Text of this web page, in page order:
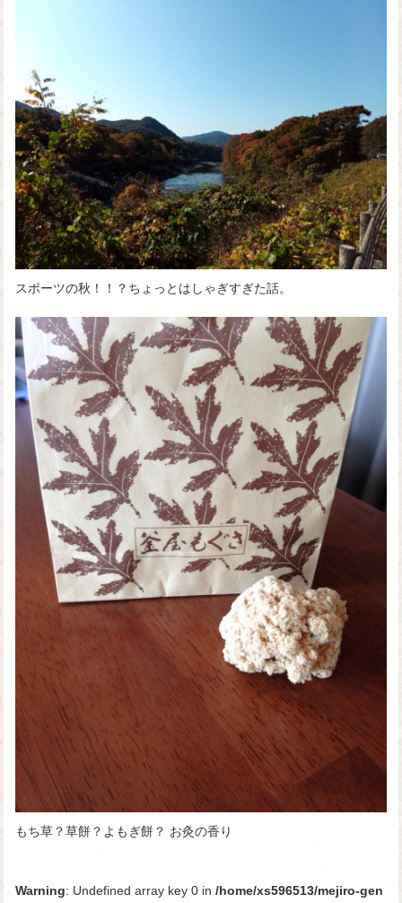
スポーツの秋！！？ちょっとはしゃぎすぎた話。
もち草？草餅？よもぎ餅？ お灸の香り
Warning: Undefined array key 0 in /home/xs596513/mejiro-gen